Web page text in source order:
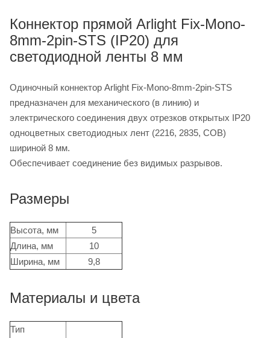
Коннектор прямой Arlight Fix-Mono-
8mm-2pin-STS (IP20) для
светодиодной ленты 8 мм
Одиночный коннектор Arlight Fix-Mono-8mm-2pin-STS
предназначен для механического (в линию) и
электрического соединения двух отрезков открытых IP20
одноцветных светодиодных лент (2216, 2835, COB)
шириной 8 мм.
Обеспечивает соединение без видимых разрывов.
Размеры
Высота, мм
5
Длина, мм
10
Ширина, мм
9,8
Материалы и цвета
Тип